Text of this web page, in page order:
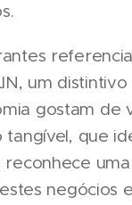
um
gostam
tangível, que
negócios